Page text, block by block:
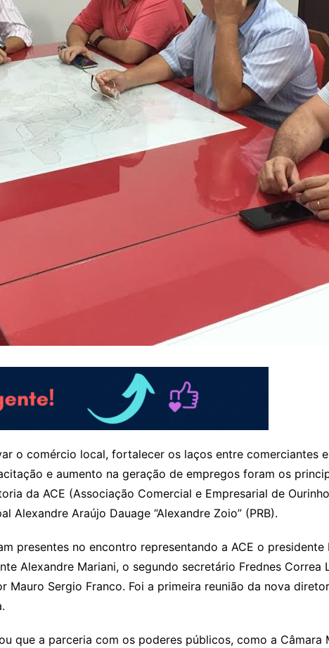
o comércio local, fortalecer os laços entre comerciantes
e aumento na geração de empregos foram os
da ACE (Associação Comercial e Empresarial de
Alexandre Araújo Dauage “Alexandre Zoio” (PRB).
presentes no encontro representando a ACE o
Alexandre Mariani, o segundo secretário Frednes
Mauro Sergio Franco. Foi a primeira reunião da nova
que a parceria com os poderes públicos, como a Câmara